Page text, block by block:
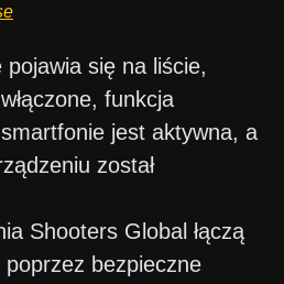
się na liście,
funkcja
jest aktywna, a
został
Shooters Global łączą
bezpieczne